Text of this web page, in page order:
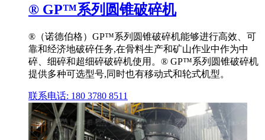
® GP™系列圆锥破碎机
®（诺德伯格）GP™系列圆锥破碎机能够进行高效、可
靠和经济地破碎任务,在骨料生产和矿山作业中作为中
碎、细碎和超细碎破碎机使用。® GP™系列圆锥破碎机
提供多种可选型号,同时也有移动式和轮式机型。
联系电话: 180 3780 8511